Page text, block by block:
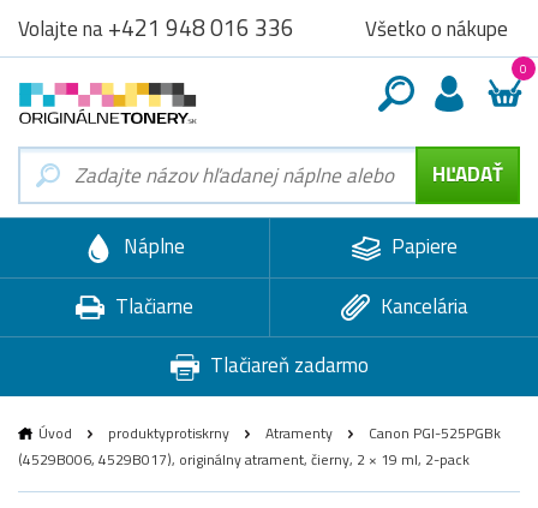
Volajte na+421 948 016 336 Všetko o nákupe
0
Náplne
Papiere
Tlačiarne
Kancelária
Tlačiareň zadarmo
Úvod produktyprotiskrny Atramenty
Canon PGI-525PGBk
(4529B006, 4529B017), originálny atrament, čierny, 2 × 19 ml, 2-pack